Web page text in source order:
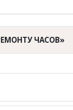
ЧАСОВ»